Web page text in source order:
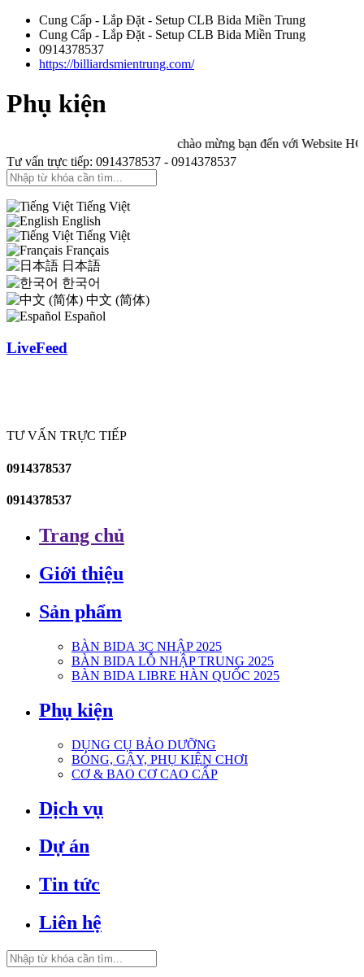
Cung Cấp - Lắp Đặt - Setup CLB Bida Miền Trung
Cung Cấp - Lắp Đặt - Setup CLB Bida Miền Trung
0914378537
https://billiardsmientrung.com/
Phụ kiện
chào mừng bạn đến với Website HÒA
Tư vấn trực tiếp: 0914378537 - 0914378537
Tiếng Việt
English
Tiếng Việt
Français
日本語
한국어
中文 (简体)
Español
LiveFeed
TƯ VẤN TRỰC TIẾP
0914378537
0914378537
Trang chủ
Giới thiệu
Sản phẩm
BÀN BIDA 3C NHẬP 2025
BÀN BIDA LỖ NHẬP TRUNG 2025
BÀN BIDA LIBRE HÀN QUỐC 2025
Phụ kiện
DỤNG CỤ BẢO DƯỠNG
BÓNG, GẬY, PHỤ KIỆN CHƠI
CƠ & BAO CƠ CAO CẤP
Dịch vụ
Dự án
Tin tức
Liên hệ